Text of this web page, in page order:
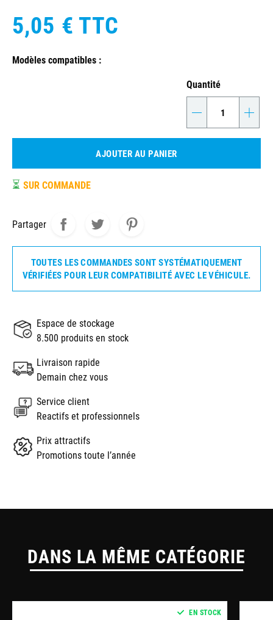
5,05 € TTC
Modèles compatibles :
Quantité
- +
AJOUTER AU PANIER
⏳ SUR COMMANDE
Partager
TOUTES LES COMMANDES SONT SYSTÉMATIQUEMENT
VÉRIFIÉES POUR LEUR COMPATIBILITÉ AVEC LE VÉHICULE.
Espace de stockage
8.500 produits en stock
Livraison rapide
Demain chez vous
Service client
Reactifs et professionnels
Prix attractifs
Promotions toute l’année
DANS LA MÊME CATÉGORIE
EN STOCK